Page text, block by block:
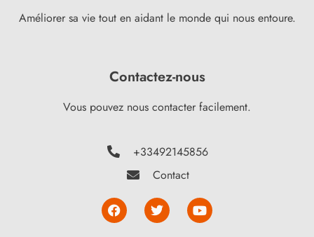
Améliorer sa vie tout en aidant le monde qui nous entoure.
Contactez-nous
Vous pouvez nous contacter facilement.
+33492145856
Contact